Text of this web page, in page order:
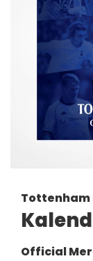
Tottenham
Official